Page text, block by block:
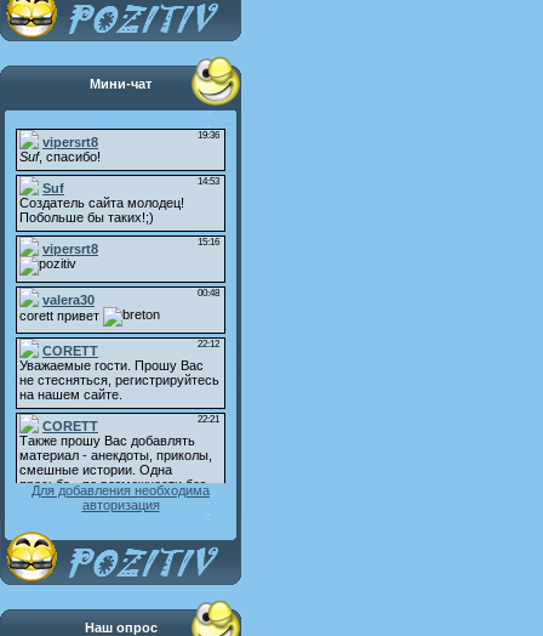
Мини-чат
Для добавления необходима
авторизация
Наш опрос